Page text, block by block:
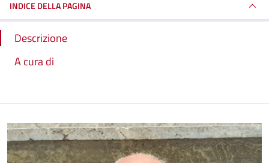
INDICE DELLA PAGINA
Descrizione
A cura di